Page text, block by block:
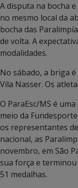
A disputa na bocha
no mesmo local da
bocha das
de volta. A
modalidades.
No sábado, a briga
Vila Nasser. Os
O ParaEsc/MS é
meio da
os representantes
nacional, as
novembro, em São
sua força e terminou
51 medalhas.